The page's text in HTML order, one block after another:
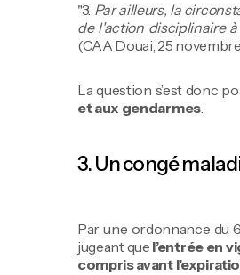
"3. Par ailleurs, la
de l'action disciplinaire
(CAA Douai, 25 novembre
La question s’est donc
et aux gendarmes.
3. Un congé
Par une ordonnance du
jugeant que l’entrée en
compris avant